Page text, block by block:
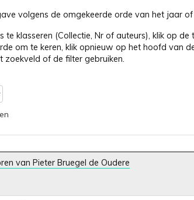
volgens de omgekeerde orde van het jaar of
te klasseren (Collectie, Nr of auteurs), klik op
om te keren, klik opnieuw op het hoofd van
zoekveld of de filter gebruiken.
van Pieter Bruegel de Oudere